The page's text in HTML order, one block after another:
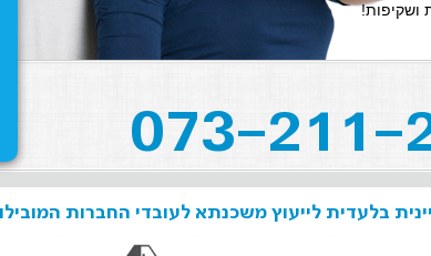
ושקיפות!
בלעדית לייעוץ משכנתא לעובדי החברות